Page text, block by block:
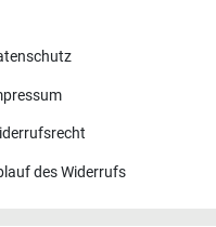
des Widerrufs